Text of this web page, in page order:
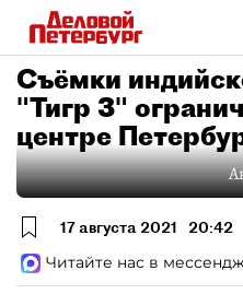
Съёмки
"Тигр 3"
центре
17 августа 2021 20:42
Читайте нас в